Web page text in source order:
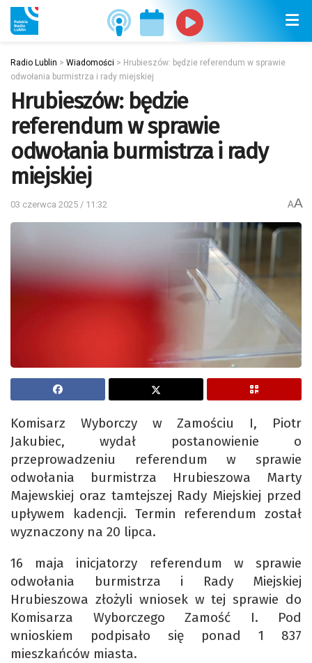
Radio Lublin > Wiadomości > Hrubieszów: będzie referendum w sprawie
odwołania burmistrza i rady miejskiej
Hrubieszów: będzie
referendum w sprawie
odwołania burmistrza i rady
miejskiej
03 czerwca 2025 / 11:32 AA
Komisarz Wyborczy w Zamościu I, Piotr
Jakubiec, wydał postanowienie o
przeprowadzeniu referendum w sprawie
odwołania burmistrza Hrubieszowa Marty
Majewskiej oraz tamtejszej Rady Miejskiej przed
upływem kadencji. Termin referendum został
wyznaczony na 20 lipca.
16 maja inicjatorzy referendum w sprawie
odwołania burmistrza i Rady Miejskiej
Hrubieszowa złożyli wniosek w tej sprawie do
Komisarza Wyborczego Zamość I. Pod
wnioskiem podpisało się ponad 1 837
mieszkańców miasta.